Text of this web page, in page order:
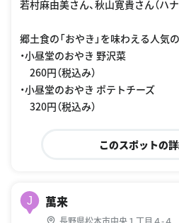
若村麻由美さん、秋山寛貴さん（ハナ
郷土食の「おやき」を味わえる人気
・小昼堂のおやき 野沢菜
260円（税込み）
・小昼堂のおやき ポテトチーズ
320円（税込み）
このスポットの
J 萬来
長野県松本市中央１丁目４-４